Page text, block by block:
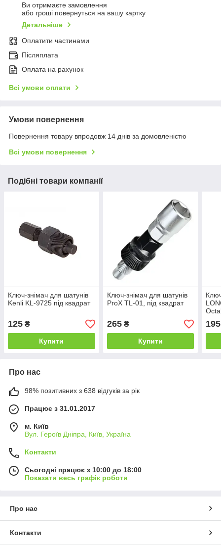
Ви отримаєте замовлення
або гроші повернуться на вашу картку
Детальніше
Оплатити частинами
Післяплата
Оплата на рахунок
Всі умови оплати
Умови повернення
Повернення товару впродовж 14 днів за домовленістю
Всі умови повернення
Подібні товари компанії
Ключ-знімач для шатунів
Kenli KL-9725 під квадрат
125 ₴
Купити
Ключ-знімач для шатунів
ProX TL-01, під квадрат
265₴
Купити
195
Про нас
98% позитивних з 638 відгуків за рік
Працює з 31.01.2017
м. Київ
Вул. Героїв Дніпра, Київ, Україна
Контакти
Сьогодні працює з 10:00 до 18:00
Показати весь графік роботи
Про нас
Контакти